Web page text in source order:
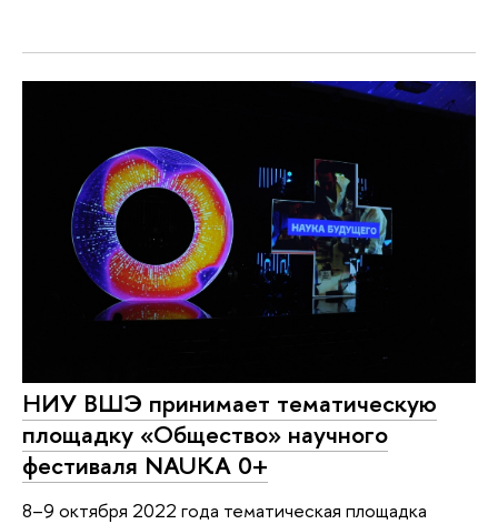
НИУ ВШЭ принимает тематическую
площадку «Общество» научного
фестиваля NAUKA 0+
8–9 октября 2022 года тематическая площадка